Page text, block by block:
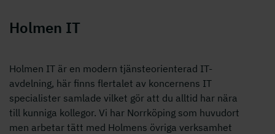
Holmen IT
Holmen IT är en modern tjänsteorienterad IT-
avdelning, här finns flertalet av koncernens IT
specialister samlade vilket gör att du alltid har nära
till kunniga kollegor. Vi har Norrköping som huvudort
men arbetar tätt med Holmens övriga verksamhet